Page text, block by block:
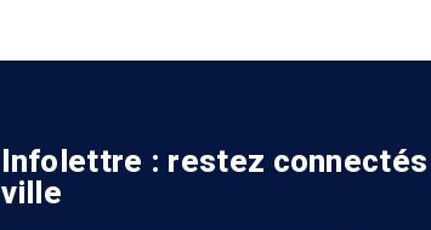
Infolettre : restez
ville